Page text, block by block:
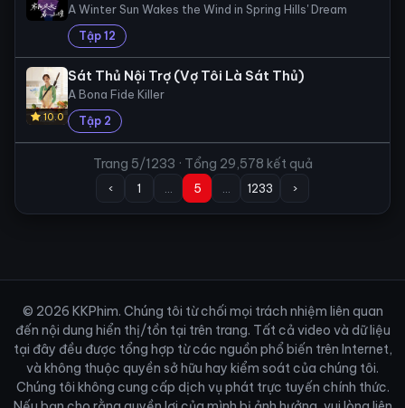
A Winter Sun Wakes the Wind in Spring Hills' Dream
Tập 12
10.0
Sát Thủ Nội Trợ (Vợ Tôi Là Sát Thủ)
A Bona Fide Killer
Tập 2
Trang 5/1233 · Tổng 29,578 kết quả
‹ 1 5 1233 ›
© 2026 KKPhim. Chúng tôi từ chối mọi trách nhiệm liên quan
đến nội dung hiển thị/tồn tại trên trang. Tất cả video và dữ liệu
tại đây đều được tổng hợp từ các nguồn phổ biến trên Internet,
và không thuộc quyền sở hữu hay kiểm soát của chúng tôi.
Chúng tôi không cung cấp dịch vụ phát trực tuyến chính thức.